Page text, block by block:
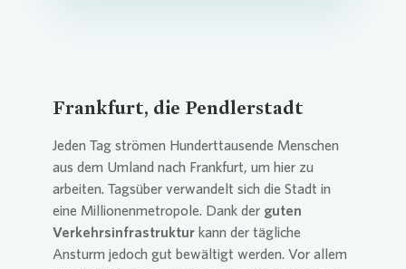
Frankfurt, die Pendlerstadt
Jeden Tag strömen Hunderttausende Menschen
aus dem Umland nach Frankfurt, um hier zu
arbeiten. Tagsüber verwandelt sich die Stadt in
eine Millionenmetropole. Dank der guten
Verkehrsinfrastruktur kann der tägliche
Ansturm jedoch gut bewältigt werden. Vor allem